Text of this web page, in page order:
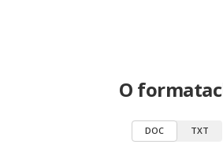
O
DOC TXT